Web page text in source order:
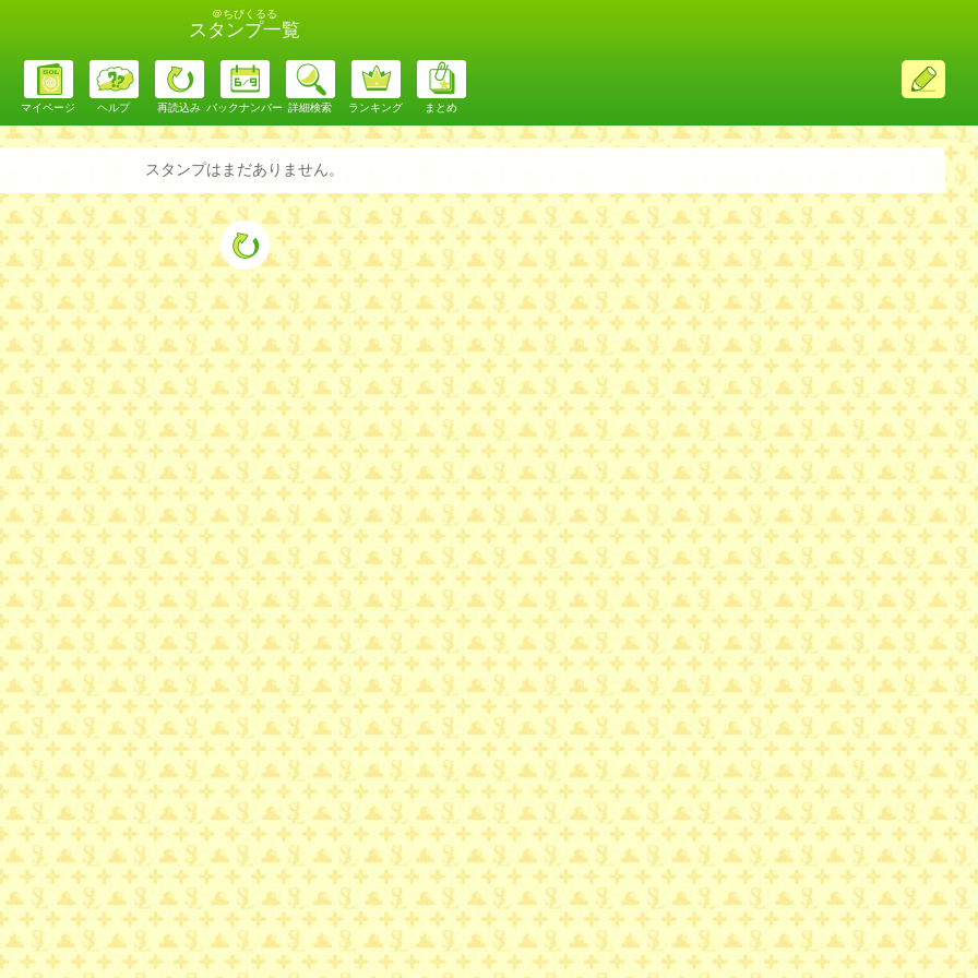
＠ちびくるる
スタンプ一覧
ス
レ
投
マイページ ヘルプ 再読込み バックナンバー 詳細検索 ランキング まとめ
スタンプはまだありません。